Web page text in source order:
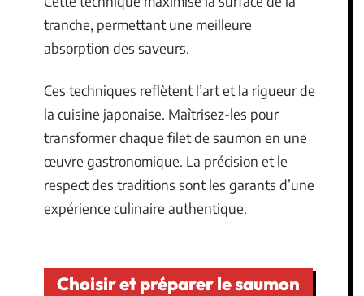
tranche, permettant une meilleure
absorption des saveurs.
Ces techniques reflètent l’art et la rigueur de
la cuisine japonaise. Maîtrisez-les pour
transformer chaque filet de saumon en une
œuvre gastronomique. La précision et le
respect des traditions sont les garants d’une
expérience culinaire authentique.
Choisir et préparer le saumon